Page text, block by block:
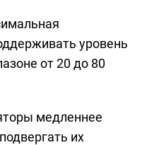
уровень
от 20 до 80
медленнее
их